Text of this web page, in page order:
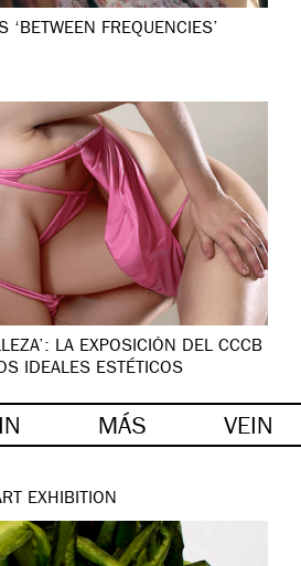
‘BETWEEN FREQUENCIES’
LA EXPOSICIÓN DEL CCCB
IDEALES ESTÉTICOS
MÁS VEIN
EXHIBITION